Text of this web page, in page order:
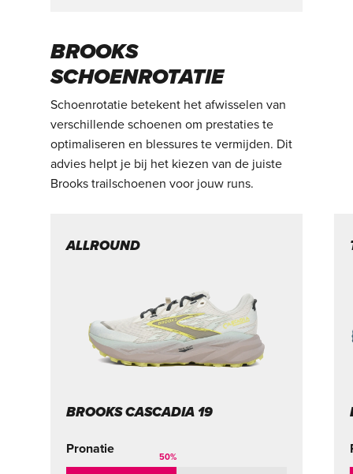
BROOKS
SCHOENROTATIE
Schoenrotatie betekent het afwisselen van
verschillende schoenen om prestaties te
optimaliseren en blessures te vermijden. Dit
advies helpt je bij het kiezen van de juiste
Brooks trailschoenen voor jouw runs.
ALLROUND
BROOKS CASCADIA 19
Pronatie
50%